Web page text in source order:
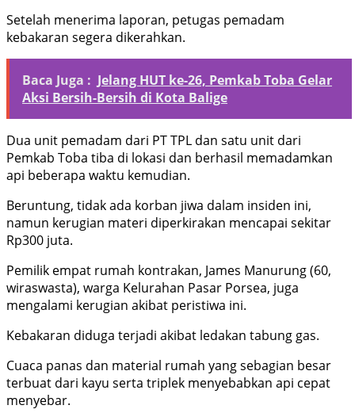
Setelah menerima laporan, petugas pemadam
kebakaran segera dikerahkan.
Baca Juga : Jelang HUT ke-26, Pemkab Toba Gelar
Aksi Bersih-Bersih di Kota Balige
Dua unit pemadam dari PT TPL dan satu unit dari
Pemkab Toba tiba di lokasi dan berhasil memadamkan
api beberapa waktu kemudian.
Beruntung, tidak ada korban jiwa dalam insiden ini,
namun kerugian materi diperkirakan mencapai sekitar
Rp300 juta.
Pemilik empat rumah kontrakan, James Manurung (60,
wiraswasta), warga Kelurahan Pasar Porsea, juga
mengalami kerugian akibat peristiwa ini.
Kebakaran diduga terjadi akibat ledakan tabung gas.
Cuaca panas dan material rumah yang sebagian besar
terbuat dari kayu serta triplek menyebabkan api cepat
menyebar.